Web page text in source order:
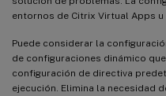
entornos de Citrix Virtual Apps u
Puede considerar la
de configuraciones dinámico
configuración de directiva
ejecución. Elimina la necesidad